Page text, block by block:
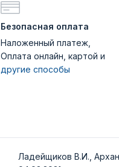
Безопасная оплата
Наложенный платеж,
Оплата онлайн, картой и
другие способы
Ладейщиков В.И.,